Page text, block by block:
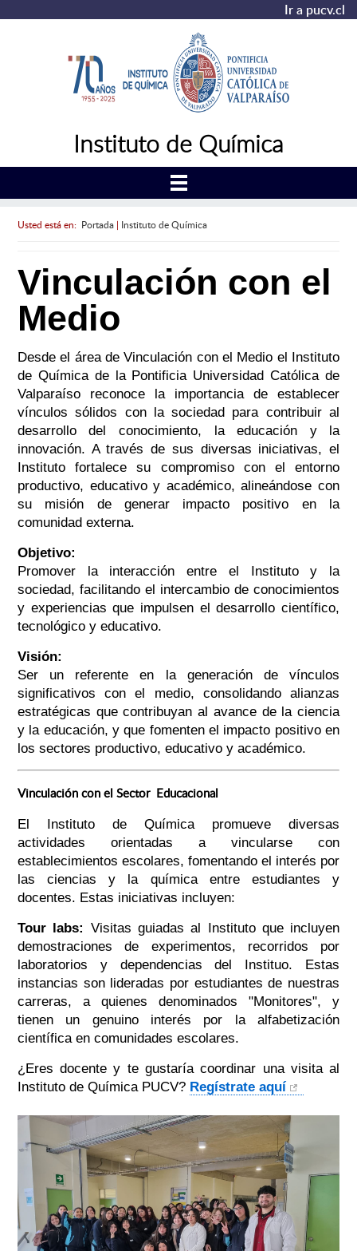
Ir a pucv.cl
Instituto de Química
Usted está en: Portada| Instituto de Química
Vinculación con el
Medio
Desde el área de Vinculación con el Medio el Instituto
de Química de la Pontificia Universidad Católica de
Valparaíso reconoce la importancia de establecer
vínculos sólidos con la sociedad para contribuir al
desarrollo del conocimiento, la educación y la
innovación. A través de sus diversas iniciativas, el
Instituto fortalece su compromiso con el entorno
productivo, educativo y académico, alineándose con
su misión de generar impacto positivo en la
comunidad externa.
Objetivo:
Promover la interacción entre el Instituto y la
sociedad, facilitando el intercambio de conocimientos
y experiencias que impulsen el desarrollo científico,
tecnológico y educativo.
Visión:
Ser un referente en la generación de vínculos
significativos con el medio, consolidando alianzas
estratégicas que contribuyan al avance de la ciencia
y la educación, y que fomenten el impacto positivo en
los sectores productivo, educativo y académico.
Vinculación con el Sector Educacional
El Instituto de Química promueve diversas
actividades orientadas a vincularse con
establecimientos escolares, fomentando el interés por
las ciencias y la química entre estudiantes y
docentes. Estas iniciativas incluyen:
Tour labs: Visitas guiadas al Instituto que incluyen
demostraciones de experimentos, recorridos por
laboratorios y dependencias del Instituo. Estas
instancias son lideradas por estudiantes de nuestras
carreras, a quienes denominados "Monitores", y
tienen un genuino interés por la alfabetización
científica en comunidades escolares.
¿Eres docente y te gustaría coordinar una visita al
Instituto de Química PUCV? Regístrate aquí